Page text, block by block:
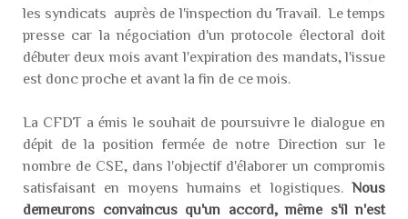
les syndicats auprès de l'inspection du Travail. Le temps
presse car la négociation d'un protocole électoral doit
débuter deux mois avant l'expiration des mandats, l'issue
est donc proche et avant la fin de ce mois.
La CFDT a émis le souhait de poursuivre le dialogue en
dépit de la position fermée de notre Direction sur le
nombre de CSE, dans l'objectif d'élaborer un compromis
satisfaisant en moyens humains et logistiques. Nous
demeurons convaincus qu'un accord, même s'il n'est